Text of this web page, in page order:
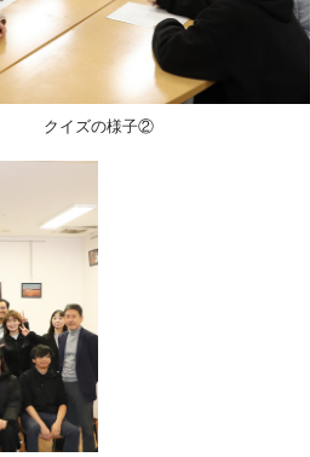
クイズの様子②